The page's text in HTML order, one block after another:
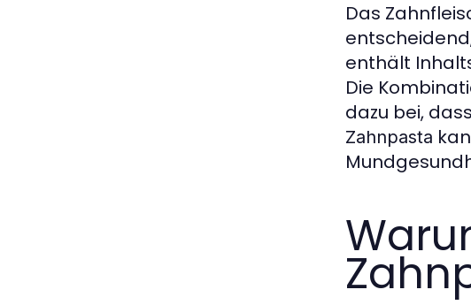
Das
enthält
Die
dazu bei,
Zahnpasta